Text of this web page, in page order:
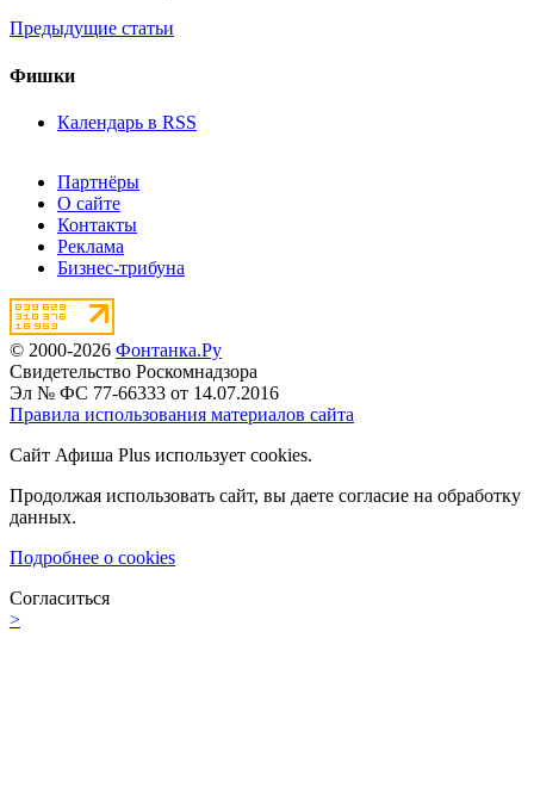
Предыдущие статьи
Фишки
Календарь в RSS
Партнёры
О сайте
Контакты
Реклама
Бизнес-трибуна
© 2000-2026 Фонтанка.Ру
Свидетельство Роскомнадзора
Эл № ФС 77-66333 от 14.07.2016
Правила использования материалов сайта
Сайт Афиша Plus использует cookies.
Продолжая использовать сайт, вы даете согласие на обработку
данных.
Подробнее о cookies
Согласиться
>